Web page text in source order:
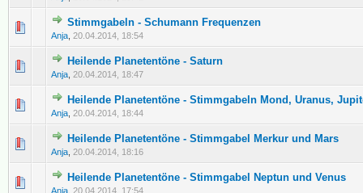
Stimmgabeln - Schumann Frequenzen
Anja 20.04.2014, 18:54
0 Bewertung(en) - 0 von 5 durchschnittlich
12345
Heilende Planetentöne - Saturn
Anja 20.04.2014, 18:47
0 Bewertung(en) - 0 von 5 durchschnittlich
1 2 345
Heilende Planetentöne - Stimmgabeln Mond, Uranus,
Anja 20.04.2014, 18:44
0 Bewertung(en) - 0 von 5 durchschnittlich
1 2 345
Heilende Planetentöne - Stimmgabel Merkur und Mars
Anja 20.04.2014, 18:16
0 Bewertung(en) - 0 von 5 durchschnittlich
1 2 345
Heilende Planetentöne - Stimmgabel Neptun und Venus
Anja 20.04.2014, 17:54
0 Bewertung(en) - 0 von 5 durchschnittlich
1 2 345